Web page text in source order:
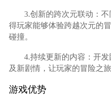
3.创新的跨次元联动：
得玩家能够体验跨越次元的
碰撞。
4.持续更新的内容：开
及新剧情，让玩家的冒险之旅
游戏优势